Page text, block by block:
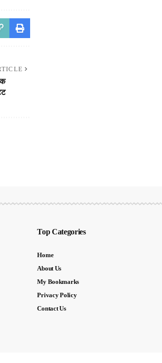
Top Categories
Home
About Us
My Bookmarks
Privacy Policy
Contact Us